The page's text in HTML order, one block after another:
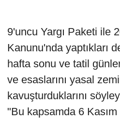
9'uncu Yargı Paketi ile
Kanunu'nda yaptıkları
hafta sonu ve tatil
ve esaslarını yasal
kavuşturduklarını
"Bu kapsamda 6